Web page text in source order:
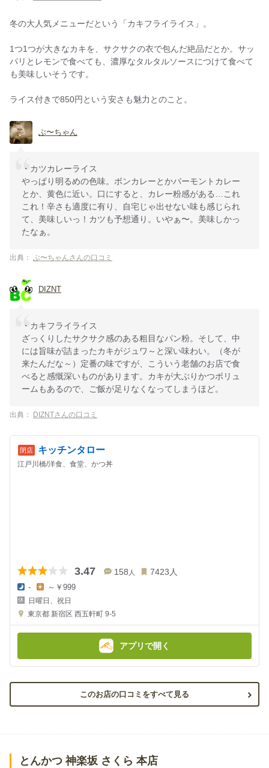
冬の大人気メニューだという「カキフライライス」。
1つ1つが大きなカキを、サクサクの衣で包んだ絶品だとか。サッ
パリとレモンで食べても、濃厚なタルタルソースにつけて食べて
も美味しいそうです。
ライス付きで850円という安さも魅力とのこと。
ぶ〜ちゃん
・カツカレーライス
やっぱり明るめの色味。ボンカレーとかバーモントカレー
とか、黄色に近い。口にすると、カレー粉感がある…これ
これ！辛さも適度に有り、自宅じゃ出せない味も感じられ
て、美味しいっ！カツも予想通り。いやぁ〜。美味しかっ
たなぁ。
出典： ぶ〜ちゃんさんの口コミ
DIZNT
・カキフライライス
ざっくりしたサクサク感のある粗目なパン粉。そして、中
には旨味が詰まったカキがジュワ～と深い味わい。（冬が
来たんだな～）定番の味ですが、こういう老舗のお店で食
べると感慨深いものがあります。カキが大ぶりかつボリュ
ームもあるので、ご飯が足りなくなってしまうほど。
出典： DIZNTさんの口コミ
キッチンタロー
江戸川橋/洋食、食堂、かつ丼
3.47 158 人 7423人
夜
の
金
-
昼
の
金
額
～￥999
日曜日、祝日
東京都 新宿区 西五軒町 9-5
アプリで開く
このお店の口コミをすべて見る
とんかつ 神楽坂 さくら 本店